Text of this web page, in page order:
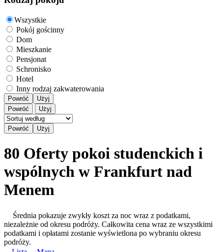
Wszystkie
Pokój gościnny
Dom
Mieszkanie
Pensjonat
Schronisko
Hotel
Inny rodzaj zakwaterowania
Powróć
Użyj
Powróć
Użyj
80 Oferty pokoi studenckich i
wspólnych w Frankfurt nad
Menem
Średnia pokazuje zwykły koszt za noc wraz z podatkami,
niezależnie od okresu podróży. Całkowita cena wraz ze wszystkimi
podatkami i opłatami zostanie wyświetlona po wybraniu okresu
podróży.